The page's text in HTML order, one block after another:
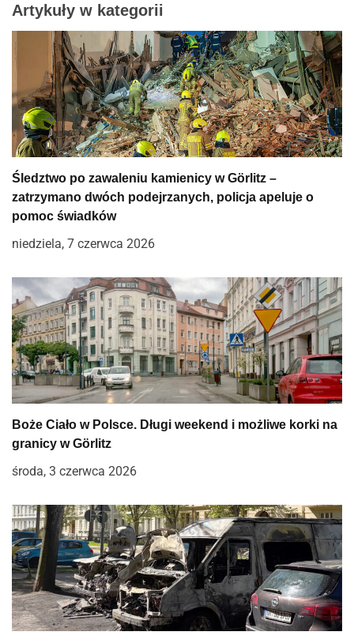
a
c
j
a
w
p
i
s
u
Artykuły w kategorii
Śledztwo po zawaleniu kamienicy w Görlitz –
zatrzymano dwóch podejrzanych, policja apeluje o
pomoc świadków
niedziela, 7 czerwca 2026
Boże Ciało w Polsce. Długi weekend i możliwe korki na
granicy w Görlitz
środa, 3 czerwca 2026